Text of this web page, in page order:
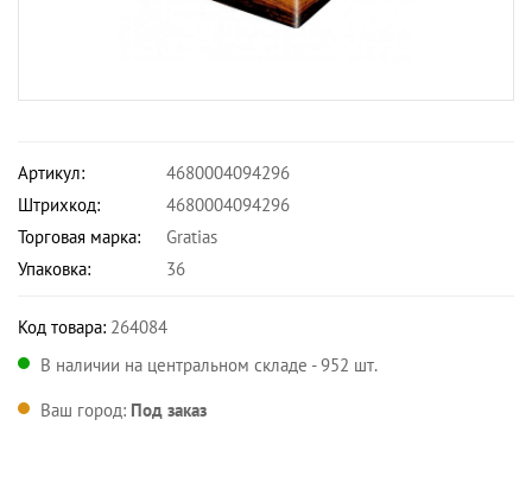
Артикул:
4680004094296
Штрихкод:
4680004094296
Торговая марка:
Gratias
Упаковка:
36
Код товара: 264084
В наличии на центральном складе - 952 шт.
Ваш город: Под заказ